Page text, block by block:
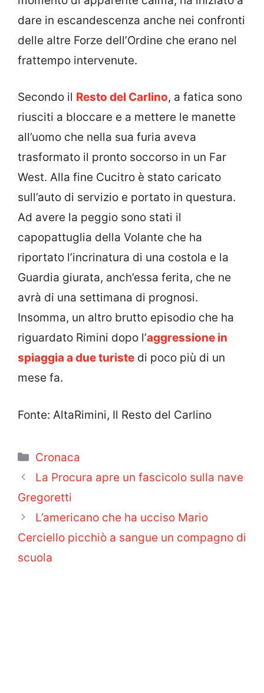
dare in escandescenza anche nei confronti
delle altre Forze dell’Ordine che erano nel
frattempo intervenute.
Secondo il Resto del Carlino, a fatica sono
riusciti a bloccare e a mettere le manette
all’uomo che nella sua furia aveva
trasformato il pronto soccorso in un Far
West. Alla fine Cucitro è stato caricato
sull’auto di servizio e portato in questura.
Ad avere la peggio sono stati il
capopattuglia della Volante che ha
riportato l’incrinatura di una costola e la
Guardia giurata, anch’essa ferita, che ne
avrà di una settimana di prognosi.
Insomma, un altro brutto episodio che ha
riguardato Rimini dopo l’aggressione in
spiaggia a due turiste di poco più di un
mese fa.
Fonte: AltaRimini, Il Resto del Carlino
Categorie
Cronaca
La Procura apre un fascicolo sulla nave
Gregoretti
L’americano che ha ucciso Mario
Cerciello picchiò a sangue un compagno di
scuola